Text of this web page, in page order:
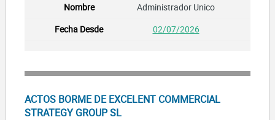
Administrador Unico
02/07/2026
ACTOS BORME DE EXCELENT COMMERCIAL
STRATEGY GROUP SL